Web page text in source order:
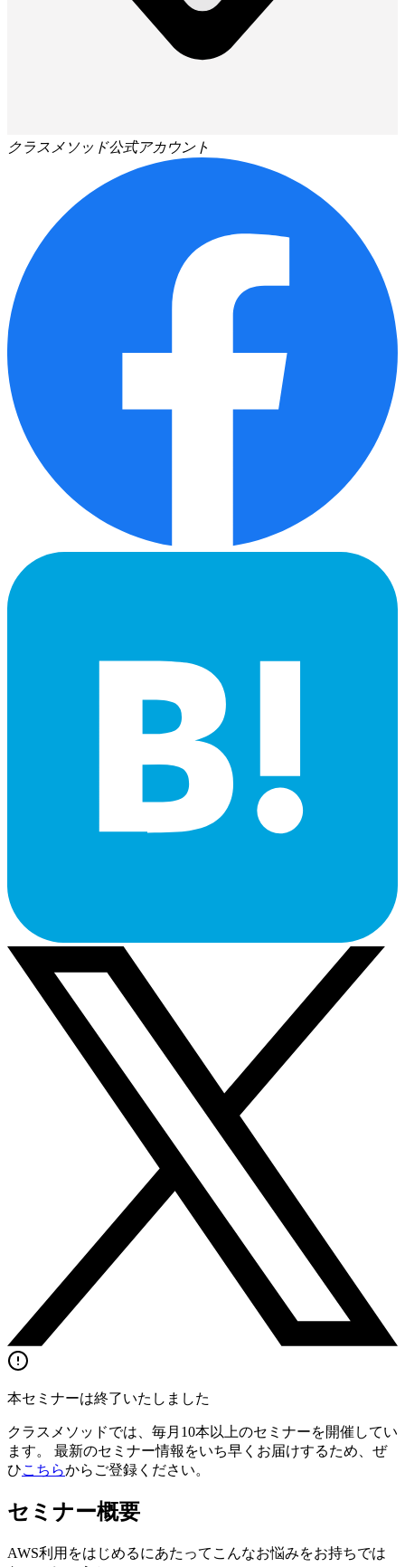
クラスメソッド公式アカウント
本セミナーは終了いたしました
クラスメソッドでは、毎月10本以上のセミナーを開催してい
ます。 最新のセミナー情報をいち早くお届けするため、ぜ
ひこちらからご登録ください。
セミナー概要
AWS利用をはじめるにあたってこんなお悩みをお持ちでは